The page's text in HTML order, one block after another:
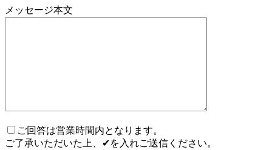
メッセージ本文
ご回答は営業時間内となります。
ご了承いただいた上、✔を入れご送信ください。